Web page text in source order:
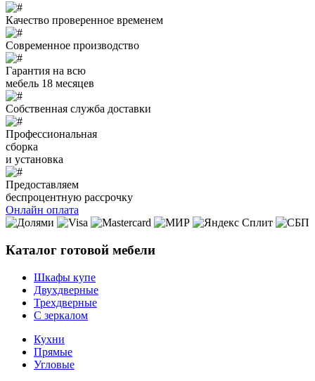
Качество проверенное временем
Современное производство
Гарантия на всю
мебель 18 месяцев
Собственная служба доставки
Профессиональная
сборка
и установка
Предоставляем
беспроцентную рассрочку
Онлайн оплата
Каталог готовой мебели
Шкафы купе
Двухдверные
Трехдверные
С зеркалом
Кухни
Прямые
Угловые